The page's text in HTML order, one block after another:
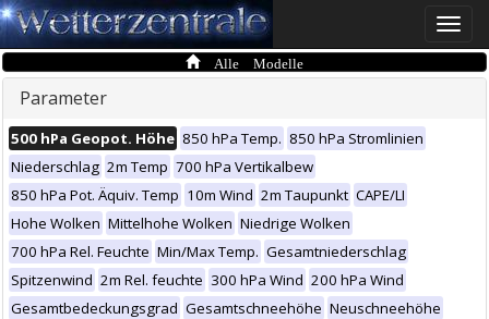
Toggle
Alle Modelle
Parameter
500 hPa Geopot. Höhe 850 hPa Temp. 850 hPa Stromlinien
Niederschlag 2m Temp 700 hPa Vertikalbew
850 hPa Pot. Äquiv. Temp 10m Wind 2m Taupunkt CAPE/LI
Hohe Wolken Mittelhohe Wolken Niedrige Wolken
700 hPa Rel. Feuchte Min/Max Temp. Gesamtniederschlag
Spitzenwind 2m Rel. feuchte 300 hPa Wind 200 hPa Wind
Gesamtbedeckungsgrad Gesamtschneehöhe Neuschneehöhe